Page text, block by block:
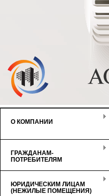
О КОМПАНИИ
ГРАЖДАНАМ-
ПОТРЕБИТЕЛЯМ
ЮРИДИЧЕСКИМ ЛИЦАМ
(НЕЖИЛЫЕ ПОМЕЩЕНИЯ)